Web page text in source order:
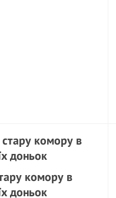
комору в
доньок